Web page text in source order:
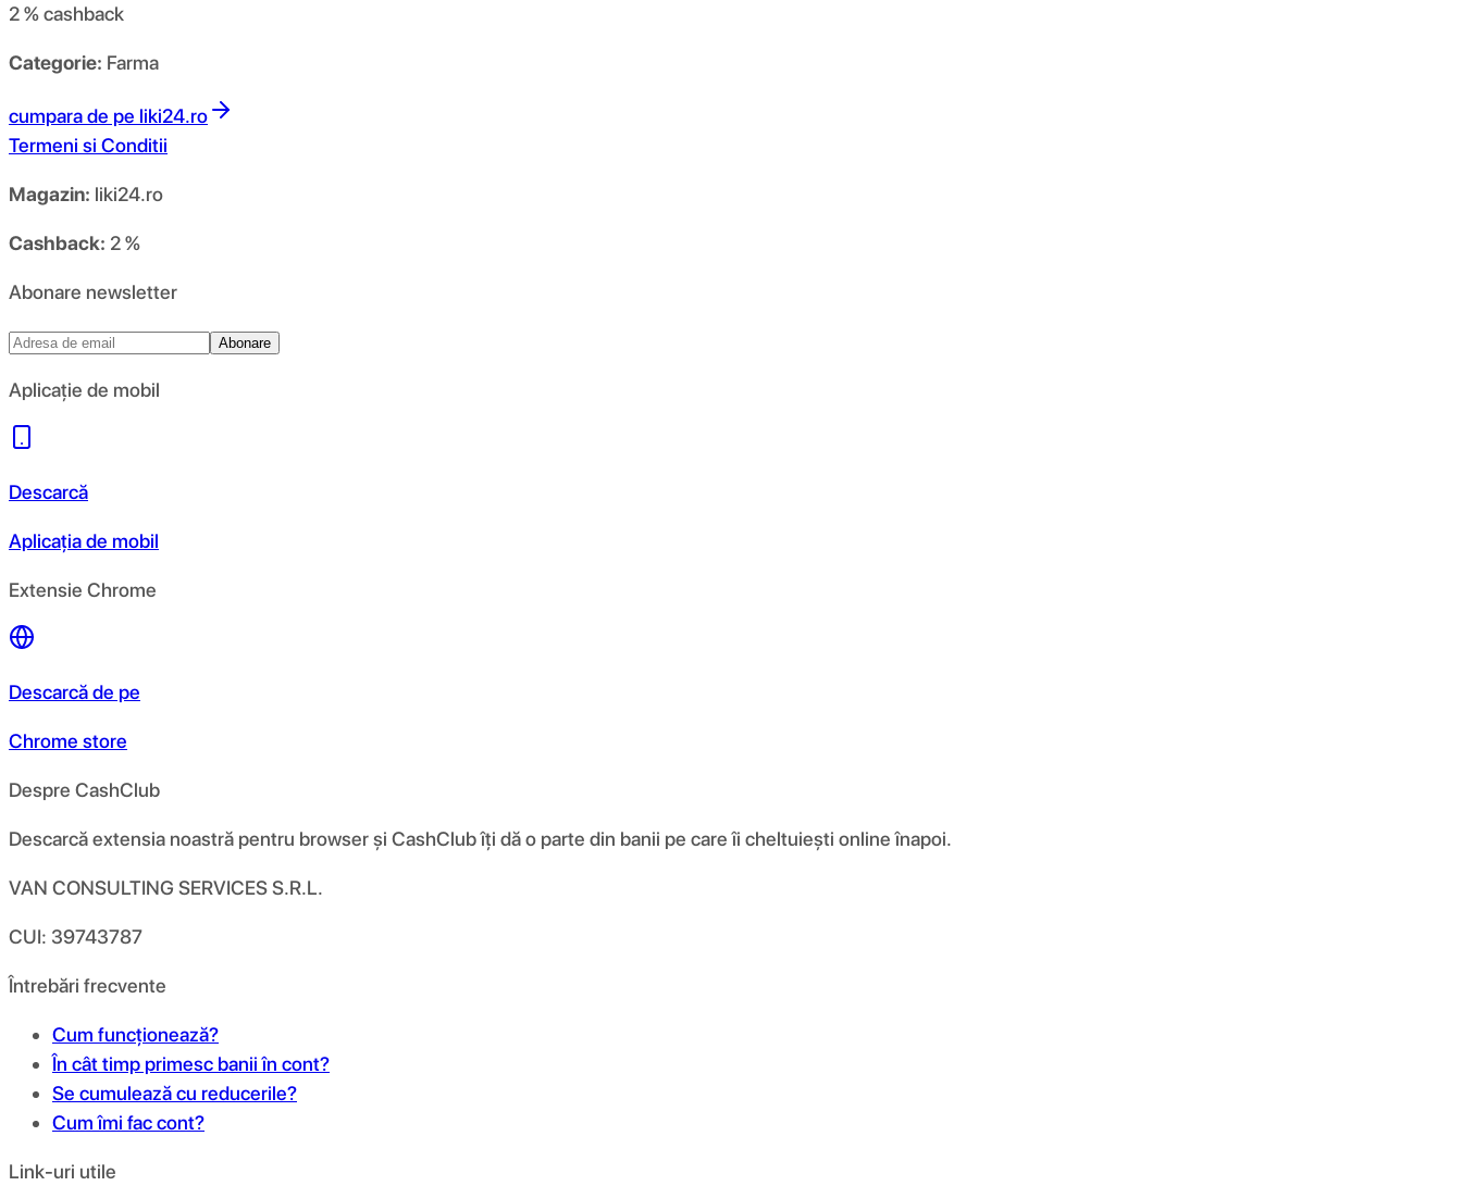
2 %cashback
Categorie: Farma
cumpara de pe liki24.ro
Termeni si Conditii
Magazin: liki24.ro
Cashback: 2 %
Abonare newsletter
Abonare
Aplicație de mobil
Descarcă
Aplicația de mobil
Extensie Chrome
Descarcă de pe
Chrome store
Despre CashClub
Descarcă extensia noastră pentru browser și CashClub îți dă o parte din banii pe care îi cheltuiești online înapoi.
VAN CONSULTING SERVICES S.R.L.
CUI: 39743787
Întrebări frecvente
Cum funcționează?
În cât timp primesc banii în cont?
Se cumulează cu reducerile?
Cum îmi fac cont?
Link-uri utile